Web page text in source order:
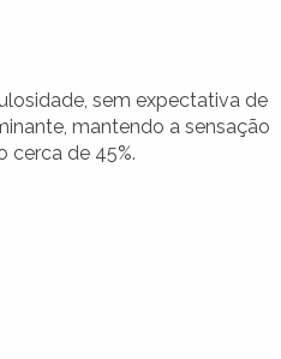
sem expectativa de
mantendo a sensação
cerca de 45%.